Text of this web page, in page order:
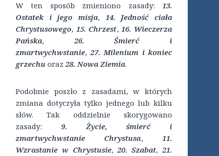
W ten sposób zmieniono zasady: 13.
Ostatek i jego misja, 14. Jedność ciała
Chrystusowego, 15. Chrzest,16. Wieczerza
Pańska, 26. Śmierć i
zmartwychwstanie,27. Milenium i koniec
grzechu oraz 28. Nowa Ziemia.
Podobnie poszło z zasadami, w których
zmiana dotyczyła tylko jednego lub kilku
słów. Tak oddzielnie skorygowano
zasady: 9. Życie, śmierć i
zmartwychwstanie Chrystusa, 11.
Wzrastanie w Chrystusie,20. Szabat, 21.